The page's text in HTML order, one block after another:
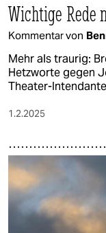
Wichtige Rede
Kommentar von
Mehr als traurig:
Hetzworte gegen
Theater-
1.2.2025